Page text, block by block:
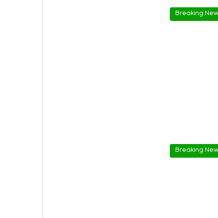
Breaking
Breaking